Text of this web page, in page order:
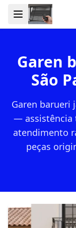
Garen
São
Garen barueri
— assistência
atendimento
peças